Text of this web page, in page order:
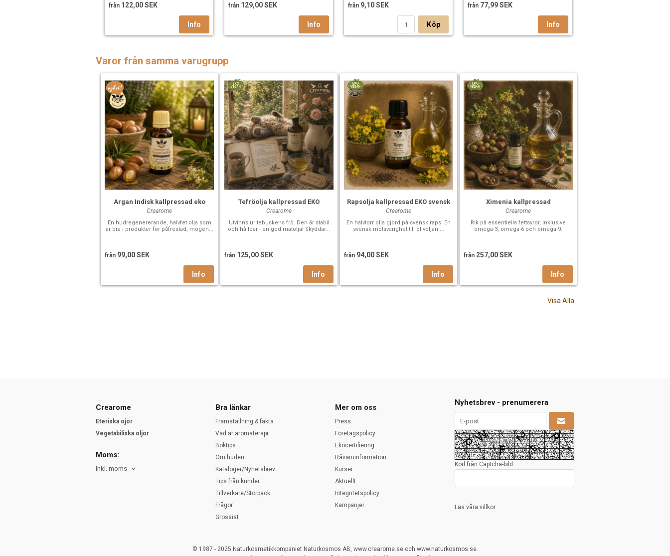
från 122,00 SEK från 129,00 SEK
från 9,10 SEK
Köp
från 77,99 SEK
Varor från samma varugrupp
Argan Indisk kallpressad eko
Crearome
En hudregenererande, halvfet olja som
är bra i produkter för påfrestad, mogen...
från 99,00 SEK
Tefröolja kallpressad EKO
Crearome
Utvinns ur tebuskens frö. Den är stabil
och hållbar - en god matolja! Skyddar...
från 125,00 SEK
Rapsolja kallpressad EKO svensk
Crearome
En halvtorr olja gjord på svensk raps. En
svensk motsvarighet till olivoljan ...
från 94,00 SEK
Ximenia kallpressad
Crearome
Rik på essentiella fettsyror, inklusive
omega-3, omega-6 och omega-9.
från 257,00 SEK
Visa Alla
Crearome
Eteriska ojor
Vegetabiliska oljor
Moms:
Inkl. moms
Bra länkar
Framställning & fakta
Vad är aromaterapi
Boktips
Om huden
Kataloger/Nyhetsbrev
Tips från kunder
Tillverkare/Storpack
Frågor
Grossist
Mer om oss
Press
Företagspolicy
Ekocertifiering
Råvaruinformation
Kurser
Aktuellt
Integritetspolicy
Kampanjer
Nyhetsbrev - prenumerera
Kod från Captcha-bild:
Läs våra villkor
© 1987 - 2025 Naturkosmetikkompaniet Naturkosmos AB, www.crearome.se och www.naturkosmos.se.